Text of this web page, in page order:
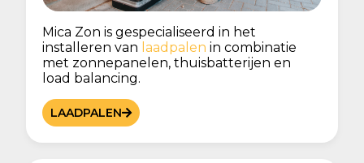
Mica Zon is gespecialiseerd in het
installeren van laadpalen in combinatie
met zonnepanelen, thuisbatterijen en
load balancing.
LAADPALEN